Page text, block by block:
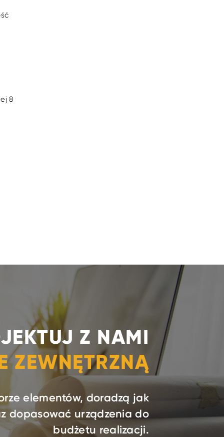
8
Z NAMI
ZEWNĘTRZNĄ
elementów, doradzą jak
dopasować urządzenia do
budżetu realizacji.